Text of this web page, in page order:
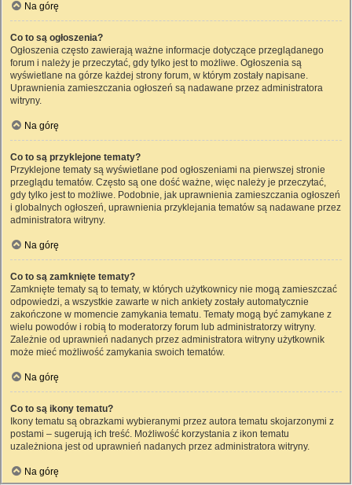
Na górę
Co to są ogłoszenia?
Ogłoszenia często zawierają ważne informacje dotyczące przeglądanego
forum i należy je przeczytać, gdy tylko jest to możliwe. Ogłoszenia są
wyświetlane na górze każdej strony forum, w którym zostały napisane.
Uprawnienia zamieszczania ogłoszeń są nadawane przez administratora
witryny.
Na górę
Co to są przyklejone tematy?
Przyklejone tematy są wyświetlane pod ogłoszeniami na pierwszej stronie
przeglądu tematów. Często są one dość ważne, więc należy je przeczytać,
gdy tylko jest to możliwe. Podobnie, jak uprawnienia zamieszczania ogłoszeń
i globalnych ogłoszeń, uprawnienia przyklejania tematów są nadawane przez
administratora witryny.
Na górę
Co to są zamknięte tematy?
Zamknięte tematy są to tematy, w których użytkownicy nie mogą zamieszczać
odpowiedzi, a wszystkie zawarte w nich ankiety zostały automatycznie
zakończone w momencie zamykania tematu. Tematy mogą być zamykane z
wielu powodów i robią to moderatorzy forum lub administratorzy witryny.
Zależnie od uprawnień nadanych przez administratora witryny użytkownik
może mieć możliwość zamykania swoich tematów.
Na górę
Co to są ikony tematu?
Ikony tematu są obrazkami wybieranymi przez autora tematu skojarzonymi z
postami – sugerują ich treść. Możliwość korzystania z ikon tematu
uzależniona jest od uprawnień nadanych przez administratora witryny.
Na górę